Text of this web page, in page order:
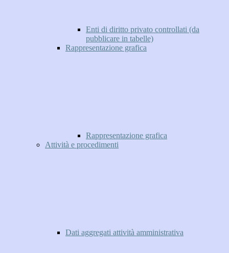
Enti di diritto privato controllati (da
pubblicare in tabelle)
Rappresentazione grafica
Rappresentazione grafica
Attività e procedimenti
Dati aggregati attività amministrativa